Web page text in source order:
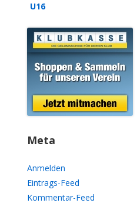
U16
Meta
Anmelden
Eintrags-Feed
Kommentar-Feed